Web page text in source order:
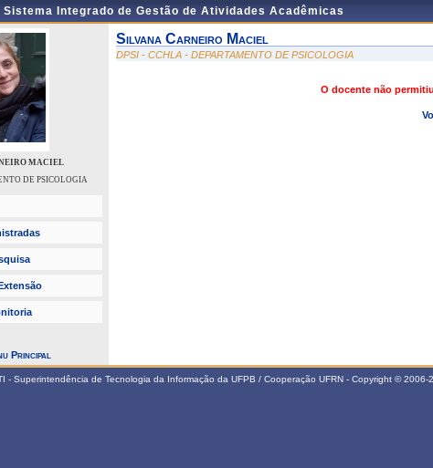
Sistema Integrado de Gestão de Atividades Acadêmicas
MACIEL
DE PSICOLOGIA
Principal
Silvana Carneiro Maciel
DPSI - CCHLA - DEPARTAMENTO DE PSICOLOGIA
O docente não
- Superintendência de Tecnologia da Informação da UFPB / Cooperação UFRN - Copyright ©